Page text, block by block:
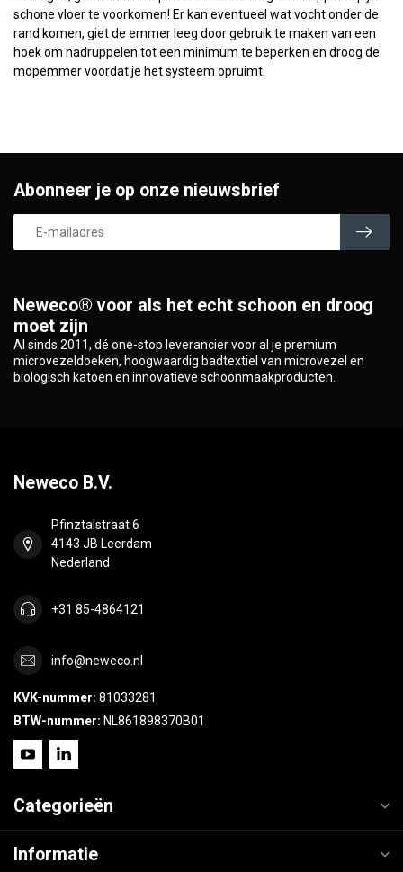
schone vloer te voorkomen! Er kan eventueel wat vocht onder de
rand komen, giet de emmer leeg door gebruik te maken van een
hoek om nadruppelen tot een minimum te beperken en droog de
mopemmer voordat je het systeem opruimt.
Neweco® voor als het echt schoon en droog
moet zijn
Al sinds 2011, dé one-stop leverancier voor al je premium
microvezeldoeken, hoogwaardig badtextiel van microvezel en
biologisch katoen en innovatieve schoonmaakproducten.
Abonneer je op onze nieuwsbrief
Neweco B.V.
Pfinztalstraat 6
4143 JB Leerdam
Nederland
+31 85-4864121
info@neweco.nl
KVK-nummer: 81033281
BTW-nummer: NL861898370B01
Categorieën
Informatie